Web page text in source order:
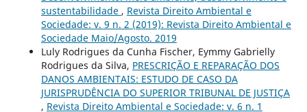
sustentabilidade , Revista Direito Ambiental e
Sociedade: v. 9 n. 2 (2019): Revista Direito Ambiental e
Sociedade Maio/Agosto. 2019
Luly Rodrigues da Cunha Fischer, Eymmy Gabrielly
Rodrigues da Silva, PRESCRIÇÃO E REPARAÇÃO DOS
DANOS AMBIENTAIS: ESTUDO DE CASO DA
JURISPRUDÊNCIA DO SUPERIOR TRIBUNAL DE JUSTIÇA
, Revista Direito Ambiental e Sociedade: v. 6 n. 1